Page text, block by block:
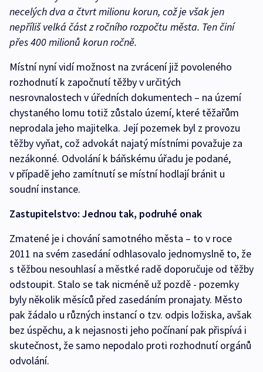
necelých dva a čtvrt milionu korun, což je však jen
nepříliš velká část z ročního rozpočtu města. Ten činí
přes 400 milionů korun ročně.
Místní nyní vidí možnost na zvrácení již povoleného
rozhodnutí k započnutí těžby v určitých
nesrovnalostech v úředních dokumentech – na území
chystaného lomu totiž zůstalo území, které těžařům
neprodala jeho majitelka. Její pozemek byl z provozu
těžby vyňat, což advokát najatý místními považuje za
nezákonné. Odvolání k báňskému úřadu je podané,
v případě jeho zamítnutí se místní hodlají bránit u
soudní instance.
Zastupitelstvo: Jednou tak, podruhé onak
Zmatené je i chování samotného města – to v roce
2011 na svém zasedání odhlasovalo jednomyslně to, že
s těžbou nesouhlasí a městké radě doporučuje od těžby
odstoupit. Stalo se tak nicméně už pozdě - pozemky
byly několik měsíců před zasedáním pronajaty. Město
pak žádalo u různých instancí o tzv. odpis ložiska, avšak
bez úspěchu, a k nejasnosti jeho počínaní pak přispívá i
skutečnost, že samo nepodalo proti rozhodnutí orgánů
odvolání.